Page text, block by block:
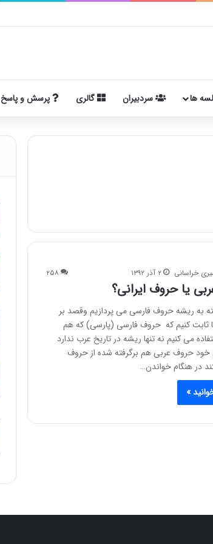
ها سردبیران گالری پرسش و پاسخ
خراسانی ۲ آذر ۱۳۹۲ ۲۵۸
یا حروف ایرانی؟
به ریشه حروف فارسی می پردازیم وقصد بر
ثابت کنیم که حروف فارسی (پارسی) که هم
می کنیم نه تنها ریشه در تاریخ عرب ندارد
خود حروف عربی هم برگرفته شده از حروف
در هنگام خواندن…
»